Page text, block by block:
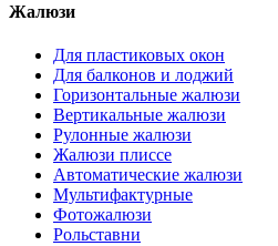
Жалюзи
Для пластиковых окон
Для балконов и лоджий
Горизонтальные жалюзи
Вертикальные жалюзи
Рулонные жалюзи
Жалюзи плиссе
Автоматические жалюзи
Мультифактурные
Фотожалюзи
Рольставни